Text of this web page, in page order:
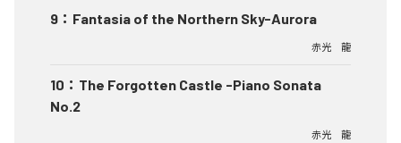
9 ： Fantasia of the Northern Sky-Aurora
赤光 龍
10 ： The Forgotten Castle -Piano Sonata
No.2
赤光 龍